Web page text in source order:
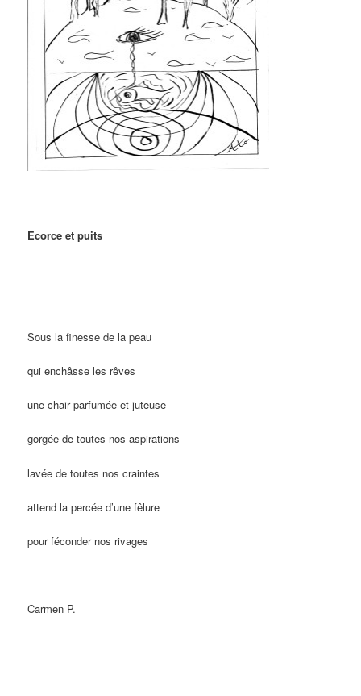
Ecorce et puits
Sous la finesse de la peau
qui enchâsse les rêves
une chair parfumée et juteuse
gorgée de toutes nos aspirations
lavée de toutes nos craintes
attend la percée d’une fêlure
pour féconder nos rivages
Carmen P.